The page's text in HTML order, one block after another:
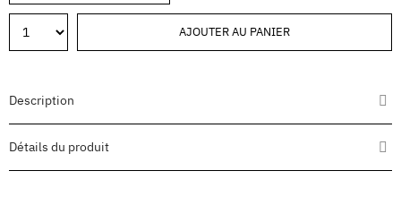
AJOUTER AU PANIER
Description
Détails du produit